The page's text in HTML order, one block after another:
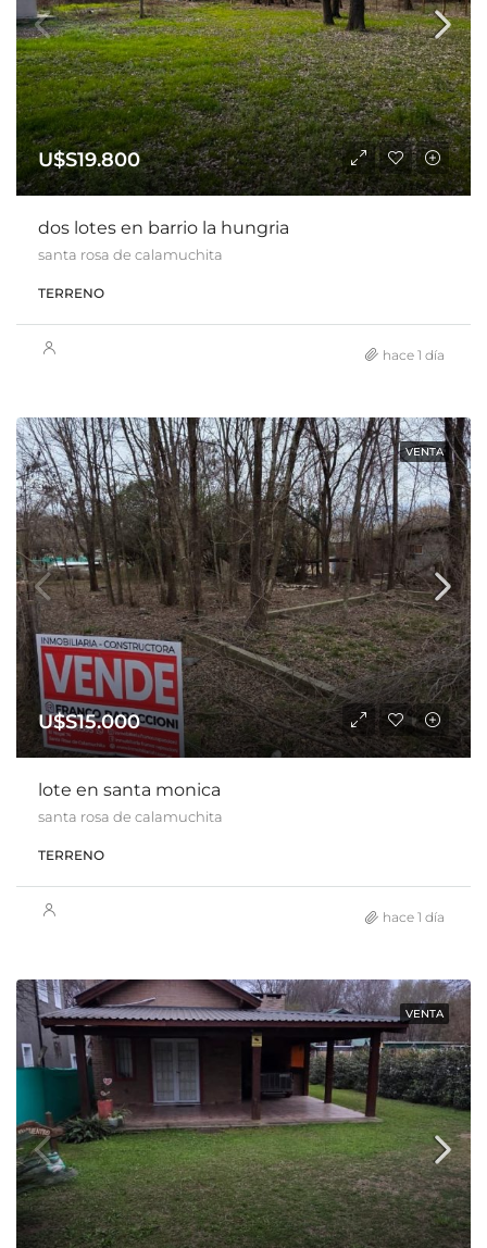
U$S19.800
dos lotes en barrio la hungria
santa rosa de calamuchita
TERRENO
hace 1 día
VENTA
U$S15.000
lote en santa monica
santa rosa de calamuchita
TERRENO
hace 1 día
VENTA